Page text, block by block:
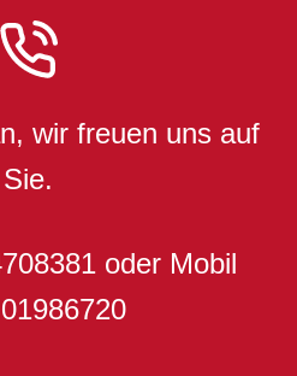
wir freuen uns auf
Sie.
oder Mobil